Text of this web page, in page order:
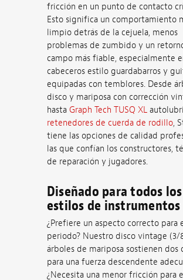
fricción en un punto de contacto
Esto significa un comportamiento
limpio detrás de la cejuela, menos
problemas de zumbido y un
campo más fiable, especialmente
cabeceros estilo guardabarros y
equipadas con temblores. Desde
disco y mariposa con corrección
hasta Graph Tech TUSQ XL
retenedores de cuerda de rodillo,
tiene las opciones de calidad
las que confían los constructores,
de reparación y jugadores.
Diseñado para todos los
estilos de instrumentos
¿Prefiere un aspecto correcto para
periodo? Nuestro disco vintage (3/
árboles de mariposa sostienen dos
para una fuerza descendente
¿Necesita una menor fricción para